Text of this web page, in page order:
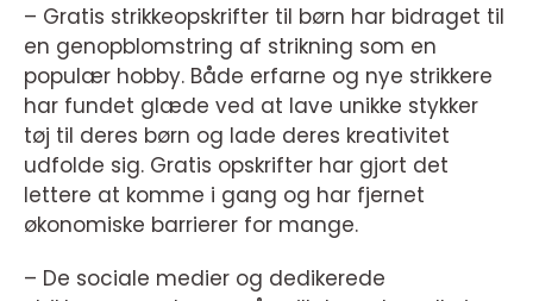
– Gratis strikkeopskrifter til børn har bidraget til
en genopblomstring af strikning som en
populær hobby. Både erfarne og nye strikkere
har fundet glæde ved at lave unikke stykker
tøj til deres børn og lade deres kreativitet
udfolde sig. Gratis opskrifter har gjort det
lettere at komme i gang og har fjernet
økonomiske barrierer for mange.
– De sociale medier og dedikerede